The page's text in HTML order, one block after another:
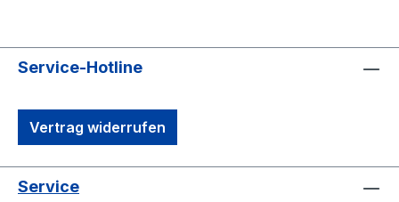
Service-Hotline
Vertrag widerrufen
Service